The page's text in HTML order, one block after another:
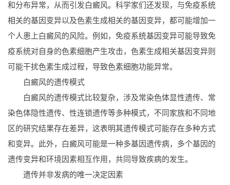
和分布异常，从而引发白癜风。科学家们还发现，与免疫系统
相关的基因变异以及色素生成相关的基因变异，都可能增加一
个人患上白癜风的风险。例如，免疫系统基因变异可能导致免
疫系统对自身的色素细胞产生攻击，色素生成相关基因变异则
可能干扰色素生成过程，导致色素细胞功能异常。
白癜风的遗传模式
白癜风的遗传模式比较复杂，涉及常染色体显性遗传、常
染色体隐性遗传、性连锁遗传等多种模式，不同家族和不同地
区的研究结果存在差异，这表明其遗传模式可能存在多种方式
和变异。此外，白癜风可能是一种多基因遗传病，多个基因的
遗传变异和环境因素相互作用，共同导致疾病的发生。
遗传并非发病的唯一决定因素